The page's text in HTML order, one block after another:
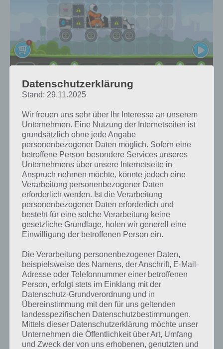
Tipps zum Fahrzeug in RoverCraft Racing: Hole dir
Rahmen
Tipp 3: Mehr Batterien bei RoverCraft Racing
für längere Fahrzeit
Umso mehr Batterien du bei RoverCraft Racing hast, desto mehr Zeit
kannst du dir zwischen den einzelnen Sektionen lassen bis du die
Batterien wieder aufladen kannst. So musst du in RoverCraft Racing
nicht so schnell fahren und kannst dir Zeit lassen. Da die
batterieanzeige nämlich von der Zeit abhängt und nicht davon, ob
du Gas gibst, ist die nützlich.
In Verbindung mit dem Upgrade der Batterie kannst du so deutlich
länger fahren. Beachten solltest du aber, dass jedes zusätzliche
Gewicht bei RoverCraft Racing sich negativ auf die Beschleunigung
und Höchstgeschwindigkeit ausübt.
Tipp 4: Frühzeitig die Turbine am Fahrzeug
platzieren
Datenschutzerklärung
Stand: 29.11.2025
Wir freuen uns sehr über Ihr Interesse an unserem
Unternehmen. Eine Nutzung der Internetseiten ist
grundsätzlich ohne jede Angabe
personenbezogener Daten möglich. Sofern eine
betroffene Person besondere Services unseres
Unternehmens über unsere Internetseite in
Anspruch nehmen möchte, könnte jedoch eine
Verarbeitung personenbezogener Daten
erforderlich werden. Ist die Verarbeitung
personenbezogener Daten erforderlich und
besteht für eine solche Verarbeitung keine
gesetzliche Grundlage, holen wir generell eine
Einwilligung der betroffenen Person ein.
Die Verarbeitung personenbezogener Daten,
beispielsweise des Namens, der Anschrift, E-Mail-
Adresse oder Telefonnummer einer betroffenen
Person, erfolgt stets im Einklang mit der
Datenschutz-Grundverordnung und in
Übereinstimmung mit den für uns geltenden
landesspezifischen Datenschutzbestimmungen.
Mittels dieser Datenschutzerklärung möchte unser
Unternehmen die Öffentlichkeit über Art, Umfang
und Zweck der von uns erhobenen, genutzten und